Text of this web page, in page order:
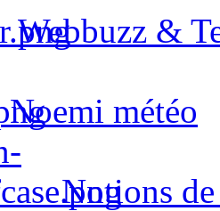
Webbuzz &
Noemi météo
Notions